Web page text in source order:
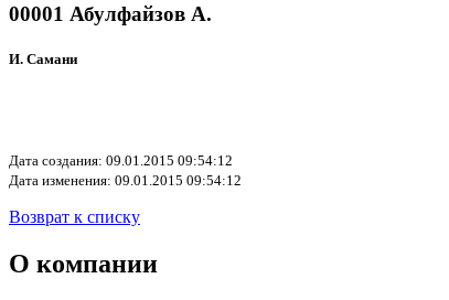
00001 Абулфайзов А.
И. Самани
Дата создания: 09.01.2015 09:54:12
Дата изменения: 09.01.2015 09:54:12
Возврат к списку
О компании